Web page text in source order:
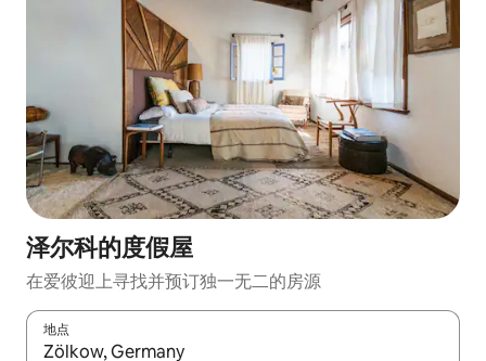
泽尔科的度假屋
在爱彼迎上寻找并预订独一无二的房源
地点
如有搜索结果，请使用上下方向键查看，或通过点击或滑动手势